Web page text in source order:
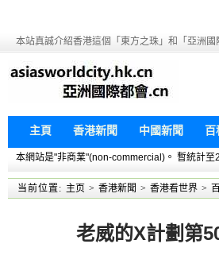
本站真誠介紹香港這個「東方之珠」和「亞洲國
主頁 香港新聞 中國新聞 百
本網站是"非商業"(non-commercial)。 暫統計
当前位置: 主页 > 香港新聞 > 香港看世界 >
老威的X計劃第